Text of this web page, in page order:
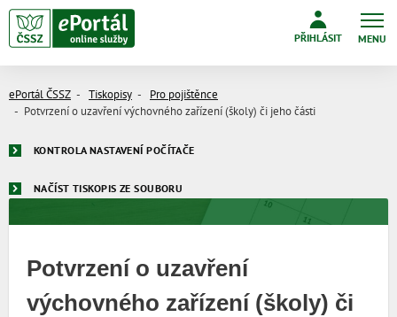
PŘIHLÁSIT MENU
ePortál ČSSZ Tiskopisy
Pro pojištěnce
Potvrzení o uzavření výchovného zařízení (školy) či jeho části
KONTROLA NASTAVENÍ POČÍTAČE
NAČÍST TISKOPIS ZE SOUBORU
Potvrzení o uzavření
výchovného zařízení (školy) či